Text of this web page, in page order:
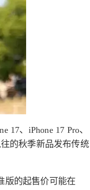
17、iPhone 17 Pro、
的秋季新品发布传统
版的起售价可能在